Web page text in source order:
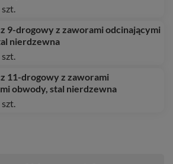
szt.
9-drogowy z zaworami odcinającymi
nierdzewna
szt.
11-drogowy z zaworami
obwody, stal nierdzewna
szt.